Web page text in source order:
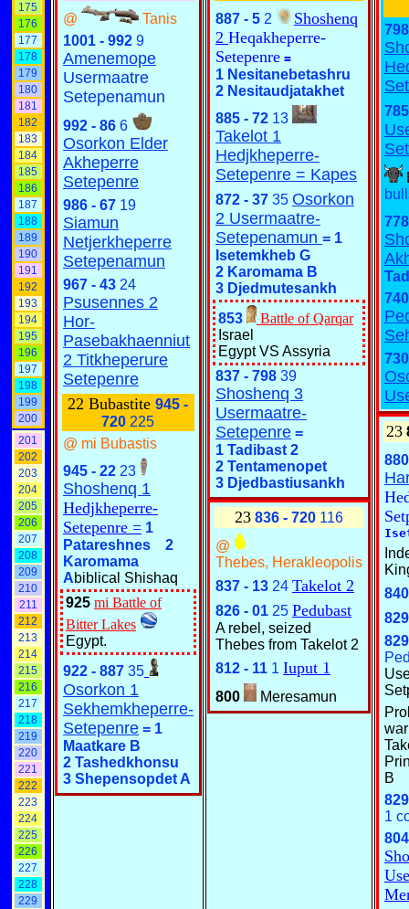
175
176
177
178
179
180
181
182
183
184
185
186
187
188
189
190
191
192
193
194
195
196
197
198
199
200
201
202
203
204
205
206
207
208
209
210
211
212
213
214
215
216
217
218
219
220
221
222
223
224
225
226
227
228
229
@
Tanis
1001 - 992 9
Amenemope
Usermaatre
Setepenamun
992 - 86 6
Osorkon Elder
Akheperre
Setepenre
986 - 67 19
Siamun
Netjerkheperre
Setepenamun
967 - 43 24
Psusennes 2
Hor-
Pasebakhaenniut
2 Titkheperure
Setepenre
22 Bubastite945 -
720 225
@ mi Bubastis
945 - 22 23
Shoshenq 1
Hedjkheperre-
Setepenre = 1
Patareshnes
2
Karomama
Abiblical Shishaq
925 mi Battle of
Bitter Lakes
Egypt.
922 - 887 35
Osorkon 1
Sekhemkheperre-
Setepenre = 1
Maatkare B
2 Tashedkhonsu
3 Shepensopdet A
887 - 5 2
Shoshenq
2 Heqakheperre-
Setepenre =
1 Nesitanebetashru
2 Nesitaudjatakhet
885 - 72 13
Takelot 1
Hedjkheperre-
Setepenre = Kapes
872 - 37 35 Osorkon
2 Usermaatre-
Setepenamun = 1
Isetemkheb G
2 Karomama B
3 Djedmutesankh
853
Battle of Qarqar
Israel
Egypt VS Assyria
837 - 798 39
Shoshenq 3
Usermaatre-
Setepenre =
1 Tadibast 2
2 Tentamenopet
3 Djedbastiusankh
23 836 - 720 116
@
Thebes, Herakleopolis
837 - 13 24 Takelot 2
826 - 01 25 Pedubast
A rebel, seized
Thebes from Takelot 2
812 - 11 1 Iuput 1
800 Meresamun
23
B
1